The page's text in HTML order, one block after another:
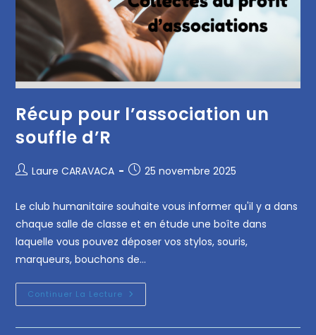
Récup pour l’association un
souffle d’R
Laure CARAVACA 25 novembre 2025
Le club humanitaire souhaite vous informer qu'il y a dans
chaque salle de classe et en étude une boîte dans
laquelle vous pouvez déposer vos stylos, souris,
marqueurs, bouchons de…
Continuer La Lecture